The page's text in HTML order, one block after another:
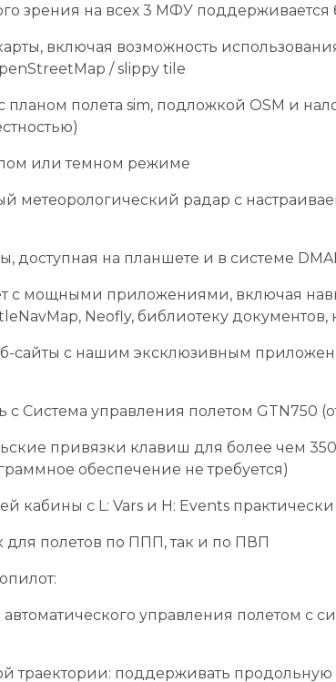
зрения на всех 3 МФУ поддерживается
включая возможность
/ slippy tile
планом полета sim, подложкой OSM и
или темном режиме
метеорологический радар с
доступная на планшете и в системе
с мощными приложениями, включая
Neofly, библиотеку документов,
сайты с нашим эксклюзивным
с Система управления полетом GTN750
привязки клавиш для более чем
обеспечение не требуется)
кабины с L: Vars и H: Events
для полетов по ППП, так и по ПВП
управления полетом с
траектории: поддерживать